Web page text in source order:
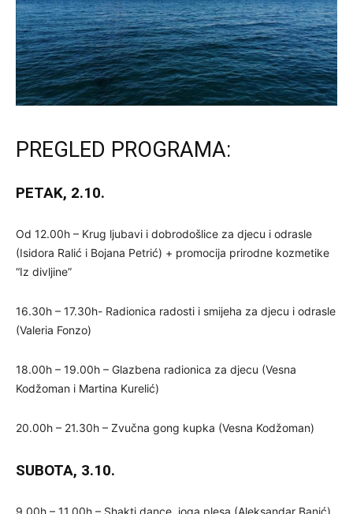
PREGLED PROGRAMA:
PETAK, 2.10.
Od 12.00h – Krug ljubavi i dobrodošlice za djecu i odrasle
(Isidora Ralić i Bojana Petrić) + promocija prirodne kozmetike
“Iz divljine”
16.30h – 17.30h- Radionica radosti i smijeha za djecu i odrasle
(Valeria Fonzo)
18.00h – 19.00h – Glazbena radionica za djecu (Vesna
Kodžoman i Martina Kurelić)
20.00h – 21.30h – Zvučna gong kupka (Vesna Kodžoman)
SUBOTA, 3.10.